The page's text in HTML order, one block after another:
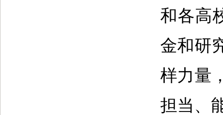
和各高
金和研
样力量
担当、